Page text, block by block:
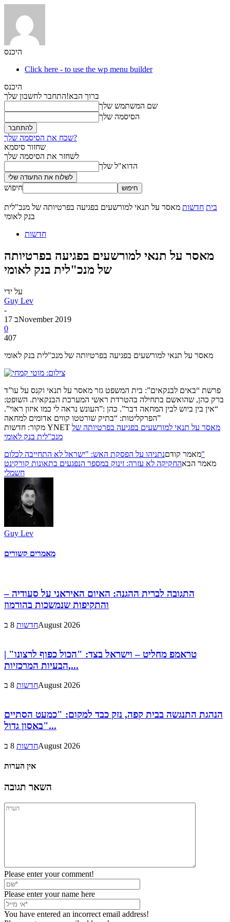
היכנס
Click here - to use the wp menu builder
היכנס
ברוך הבא!התחבר לחשבון שלך
שם המשתמש שלך
הסיסמה שלך
שכח את הסיסמה שלך?
שחזור סיסמא
לשחזר את הסיסמה שלך
הדוא"ל שלך
חיפוש
בית חדשות מאסר על תנאי למורשעים בפגיעה בפרטיותה של מנכ"לית
בנק לאומי
חדשות
מאסר על תנאי למורשעים בפגיעה בפרטיותה
של מנכ"לית בנק לאומי
על ידי
Guy Lev
-
17 בNovember 2019
0
407
מאסר על תנאי למורשעים בפגיעה בפרטיותה של מנכ"לית בנק לאומי
פרשת “באים לבנקאים”: בית המשפט גזר מאסר על תנאי וקנס על עו”ד
ברק כהן, שהואשם בתחילה בהטרדת ראשי המערכת הבנקאית. השופט:
“אין בין ביוש לבין המחאה דבר”. כהן :”העונש נראה לי כמו איזון ראוי”.
הפרקליטות: “בתיק שורטטו קווים אדומים למחאה”
מקור: חדשות YNET מאסר על תנאי למורשעים בפגיעה בפרטיותה של
מנכ"לית בנק לאומי
מאמר קודםנתניהו על הפסקת האש: "ישראל לא התחייבה לכלום"
מאמר הבאהחקיקה לא עזרה: זינוק במספר הנפגעים בתאונות קורקינט
חשמלי
Guy Lev
מאמרים קשורים
התגובה לברית ההגנה: האיום האיראני על סעודיה –
והתקיפות שנמשכות בהורמוז
חדשות8 בAugust 2026
טראמפ מחליט – וישראל בצד: "הכול כפוף לרצונו" |
הבעיות המרכזיות,...
חדשות8 בAugust 2026
הנהגת התנגשה בבית קפה, נזק כבד למקום: "כמעט הסתיים
באסון גדול"...
חדשות8 בAugust 2026
אין הערות
השאר תגובה
Please enter your comment!
Please enter your name here
You have entered an incorrect email address!